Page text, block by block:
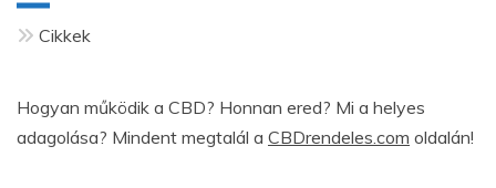
Cikkek
Hogyan működik a CBD? Honnan ered? Mi a helyes
adagolása? Mindent megtalál a CBDrendeles.com oldalán!